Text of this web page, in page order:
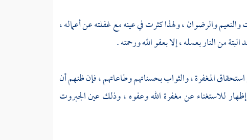
والنعيم والرضوان ، ولهذا كثرت في عينه مع غفلته عن أعماله ،
من النار بعمله ، إلا بعفو الله ورحمته .
المغفرة ، والثواب بحسناتهم وطاعاتهم ، فإن ظنهم أن
للاستغناء عن مغفرة الله وعفوه ، وذلك عين الجبروت